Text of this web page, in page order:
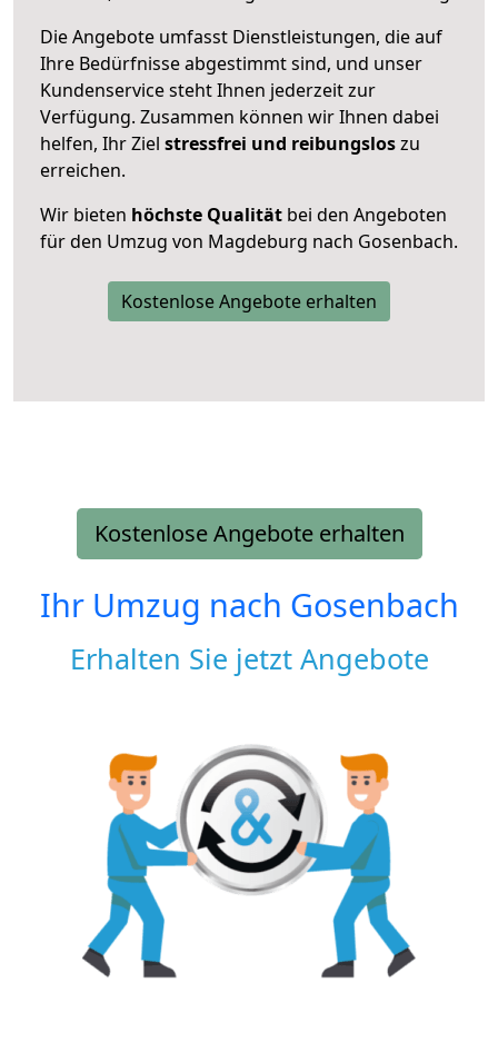
Die Angebote umfasst Dienstleistungen, die auf
Ihre Bedürfnisse abgestimmt sind, und unser
Kundenservice steht Ihnen jederzeit zur
Verfügung. Zusammen können wir Ihnen dabei
helfen, Ihr Ziel stressfrei und reibungsloszu
erreichen.
Wir bieten höchste Qualität bei den Angeboten
für den Umzug von Magdeburg nach Gosenbach.
Kostenlose Angebote erhalten
Kostenlose Angebote erhalten
Ihr Umzug nach Gosenbach
Erhalten Sie jetzt Angebote